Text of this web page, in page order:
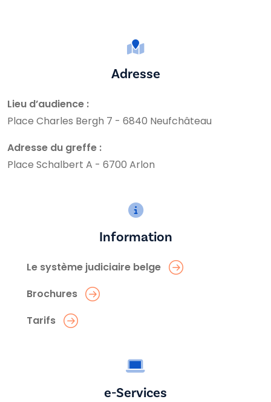
Adresse
Lieu d’audience :
Place Charles Bergh 7 - 6840 Neufchâteau
Adresse du greffe :
Place Schalbert A - 6700 Arlon
Information
Le système judiciaire belge
Brochures
Tarifs
e-Services